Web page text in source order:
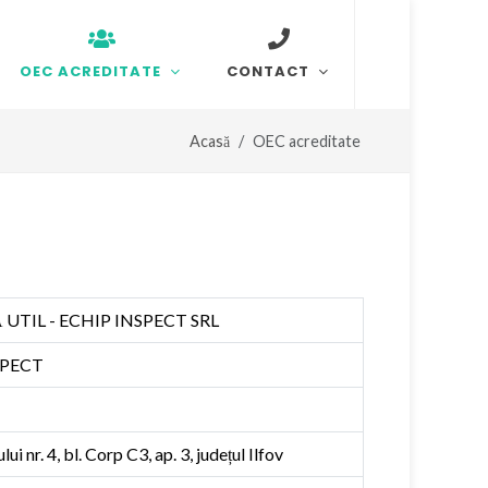
OEC ACREDITATE CONTACT
Acasă OEC acreditate
- ECHIP INSPECT SRL
nr. 4, bl. Corp C3, ap. 3, județul Ilfov